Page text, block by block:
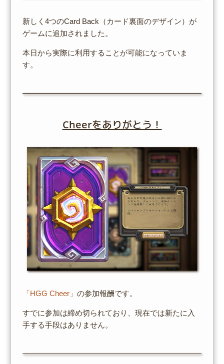
新しく4つのCard Back（カード裏面のデザイン）が
ゲームに追加されました。
本日から実際に利用することが可能になっていま
す。
Cheerをありがとう！
「HGG Cheer」 の参加報酬です。
すでに参加は締め切られており、現在では新たに入
手する手段はありません。